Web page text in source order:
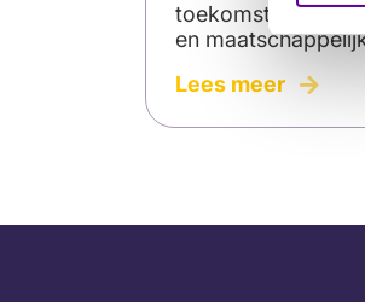
en
Lees meer 6
voor